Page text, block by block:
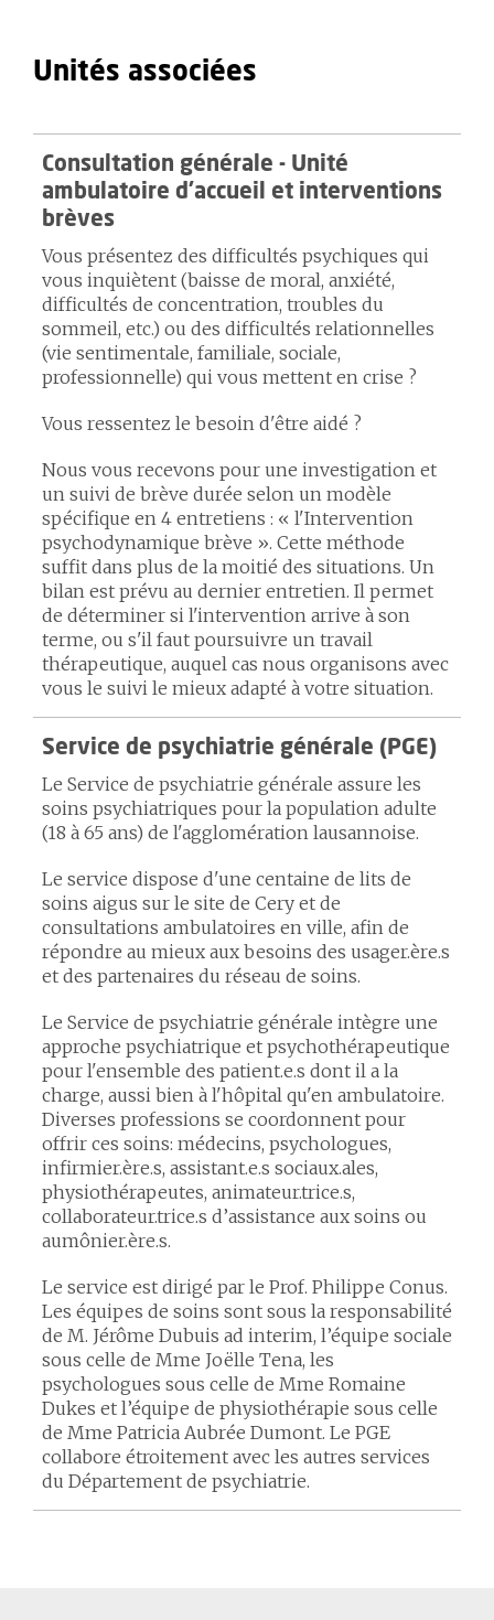
Unités associées
Consultation générale - Unité
ambulatoire d'accueil et interventions
brèves
Vous présentez des difficultés psychiques qui
vous inquiètent (baisse de moral, anxiété,
difficultés de concentration, troubles du
sommeil, etc.) ou des difficultés relationnelles
(vie sentimentale, familiale, sociale,
professionnelle) qui vous mettent en crise ?
Vous ressentez le besoin d'être aidé ?
Nous vous recevons pour une investigation et
un suivi de brève durée selon un modèle
spécifique en 4 entretiens : « l'Intervention
psychodynamique brève ». Cette méthode
suffit dans plus de la moitié des situations. Un
bilan est prévu au dernier entretien. Il permet
de déterminer si l'intervention arrive à son
terme, ou s'il faut poursuivre un travail
thérapeutique, auquel cas nous organisons avec
vous le suivi le mieux adapté à votre situation.
Service de psychiatrie générale (PGE)
Le Service de psychiatrie générale assure les
soins psychiatriques pour la population adulte
(18 à 65 ans) de l'agglomération lausannoise.
Le service dispose d'une centaine de lits de
soins aigus sur le site de Cery et de
consultations ambulatoires en ville, afin de
répondre au mieux aux besoins des usager.ère.s
et des partenaires du réseau de soins.
Le Service de psychiatrie générale intègre une
approche psychiatrique et psychothérapeutique
pour l'ensemble des patient.e.s dont il a la
charge, aussi bien à l'hôpital qu'en ambulatoire.
Diverses professions se coordonnent pour
offrir ces soins: médecins, psychologues,
infirmier.ère.s, assistant.e.s sociaux.ales,
physiothérapeutes, animateur.trice.s,
collaborateur.trice.s d’assistance aux soins ou
aumônier.ère.s.
Le service est dirigé par le Prof. Philippe Conus.
Les équipes de soins sont sous la responsabilité
de M. Jérôme Dubuis ad interim, l’équipe sociale
sous celle de Mme Joëlle Tena, les
psychologues sous celle de Mme Romaine
Dukes et l’équipe de physiothérapie sous celle
de Mme Patricia Aubrée Dumont. Le PGE
collabore étroitement avec les autres services
du Département de psychiatrie.